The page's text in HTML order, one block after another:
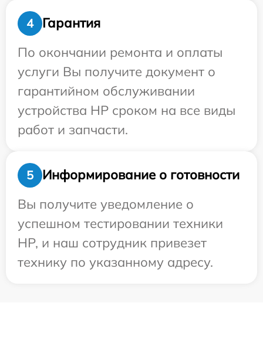
4
Гарантия
По окончании ремонта и оплаты
услуги Вы получите документ о
гарантийном обслуживании
устройства HP сроком на все виды
работ и запчасти.
5
Информирование о готовности
Вы получите уведомление о
успешном тестировании техники
HP, и наш сотрудник привезет
технику по указанному адресу.